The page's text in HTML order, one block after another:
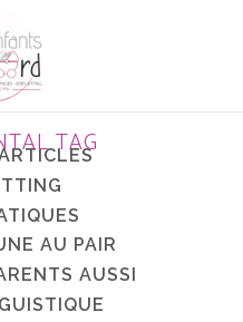
TAG
AU PAIR
AUSSI